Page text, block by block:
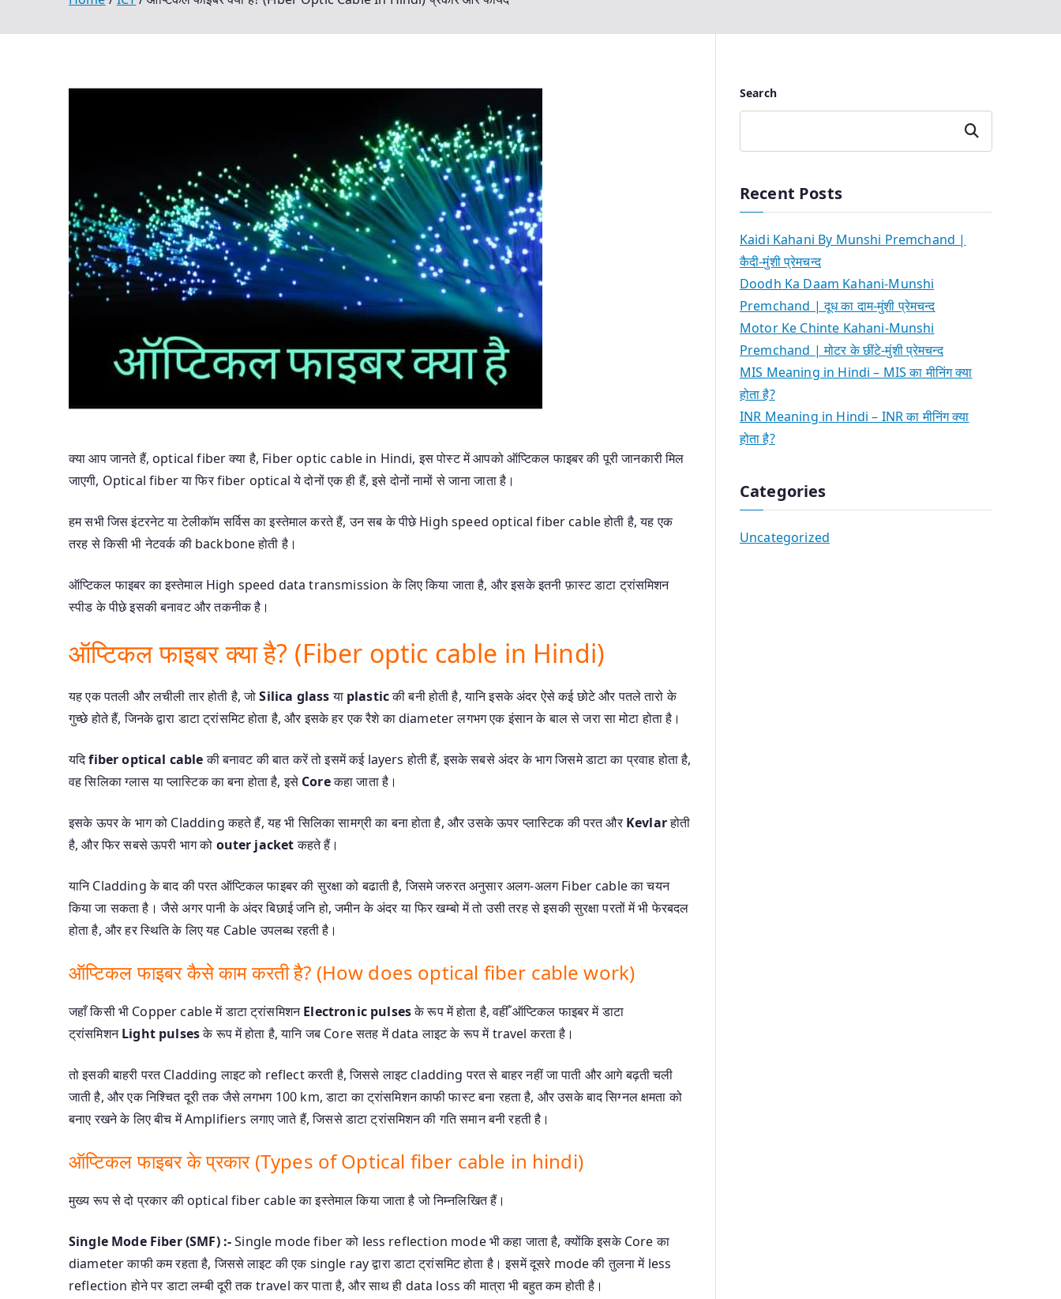
क्या आप जानते हैं, optical fiber क्या है, Fiber optic cable in Hindi, इस पोस्ट में आपको ऑप्टिकल फाइबर की पूरी जानकारी मिल
जाएगी, Optical fiber या फिर fiber optical ये दोनों एक ही हैं, इसे दोनों नामों से जाना जाता है।
हम सभी जिस इंटरनेट या टेलीकॉम सर्विस का इस्तेमाल करते हैं, उन सब के पीछे High speed optical fiber cable होती है, यह एक
तरह से किसी भी नेटवर्क की backbone होती है।
ऑप्टिकल फाइबर का इस्तेमाल High speed data transmission के लिए किया जाता है, और इसके इतनी फ़ास्ट डाटा ट्रांसमिशन
स्पीड के पीछे इसकी बनावट और तकनीक है।
ऑप्टिकल फाइबर क्या है? (Fiber optic cable in Hindi)
यह एक पतली और लचीली तार होती है, जोSilica glassया plasticकी बनी होती है, यानि इसके अंदर ऐसे कई छोटे और पतले तारो के
गुच्छे होते हैं, जिनके द्वारा डाटा ट्रांसमिट होता है, और इसके हर एक रैशे का diameter लगभग एक इंसान के बाल से जरा सा मोटा होता है।
यदिfiber optical cableकी बनावट की बात करें तो इसमें कई layers होती हैं, इसके सबसे अंदर के भाग जिसमे डाटा का प्रवाह होता है,
वह सिलिका ग्लास या प्लास्टिक का बना होता है, इसे Coreकहा जाता है।
इसके ऊपर के भाग को Cladding कहते हैं, यह भी सिलिका सामग्री का बना होता है, और उसके ऊपर प्लास्टिक की परत और Kevlarहोती
है, और फिर सबसे ऊपरी भाग को outer jacketकहते हैं।
यानि Cladding के बाद की परत ऑप्टिकल फाइबर की सुरक्षा को बढाती है, जिसमे जरुरत अनुसार अलग-अलग Fiber cable का चयन
किया जा सकता है। जैसे अगर पानी के अंदर बिछाई जनि हो, जमीन के अंदर या फिर खम्बो में तो उसी तरह से इसकी सुरक्षा परतों में भी फेरबदल
होता है, और हर स्थिति के लिए यह Cable उपलब्ध रहती है।
ऑप्टिकल फाइबर कैसे काम करती है? (How does optical fiber cable work)
जहाँ किसी भी Copper cable में डाटा ट्रांसमिशनElectronic pulsesके रूप में होता है, वहीँ ऑप्टिकल फाइबर में डाटा
ट्रांसमिशनLight pulsesके रूप में होता है, यानि जब Core सतह में data लाइट के रूप में travel करता है।
तो इसकी बाहरी परत Cladding लाइट को reflect करती है, जिससे लाइट cladding परत से बाहर नहीं जा पाती और आगे बढ़ती चली
जाती है, और एक निश्चित दूरी तक जैसे लगभग 100 km, डाटा का ट्रांसमिशन काफी फास्ट बना रहता है, और उसके बाद सिग्नल क्षमता को
बनाए रखने के लिए बीच में Amplifiers लगाए जाते हैं, जिससे डाटा ट्रांसमिशन की गति समान बनी रहती है।
ऑप्टिकल फाइबर के प्रकार (Types of Optical fiber cable in hindi)
मुख्य रूप से दो प्रकार की optical fiber cable का इस्तेमाल किया जाता है जो निम्नलिखित हैं।
Single Mode Fiber (SMF) :-Single mode fiber को less reflection mode भी कहा जाता है, क्योंकि इसके Core का
diameter काफी कम रहता है, जिससे लाइट की एक single ray द्वारा डाटा ट्रांसमिट होता है। इसमें दूसरे mode की तुलना में less
reflection होने पर डाटा लम्बी दूरी तक travel कर पाता है, और साथ ही data loss की मात्रा भी बहुत कम होती है।
Search
Search
Recent Posts
Kaidi Kahani By Munshi Premchand |
कैदी-मुंशी प्रेमचन्द
Doodh Ka Daam Kahani-Munshi
Premchand | दूध का दाम-मुंशी प्रेमचन्द
Motor Ke Chinte Kahani-Munshi
Premchand | मोटर के छींटे-मुंशी प्रेमचन्द
MIS Meaning in Hindi – MIS का मीनिंग क्या
होता है?
INR Meaning in Hindi – INR का मीनिंग क्या
होता है?
Categories
Uncategorized